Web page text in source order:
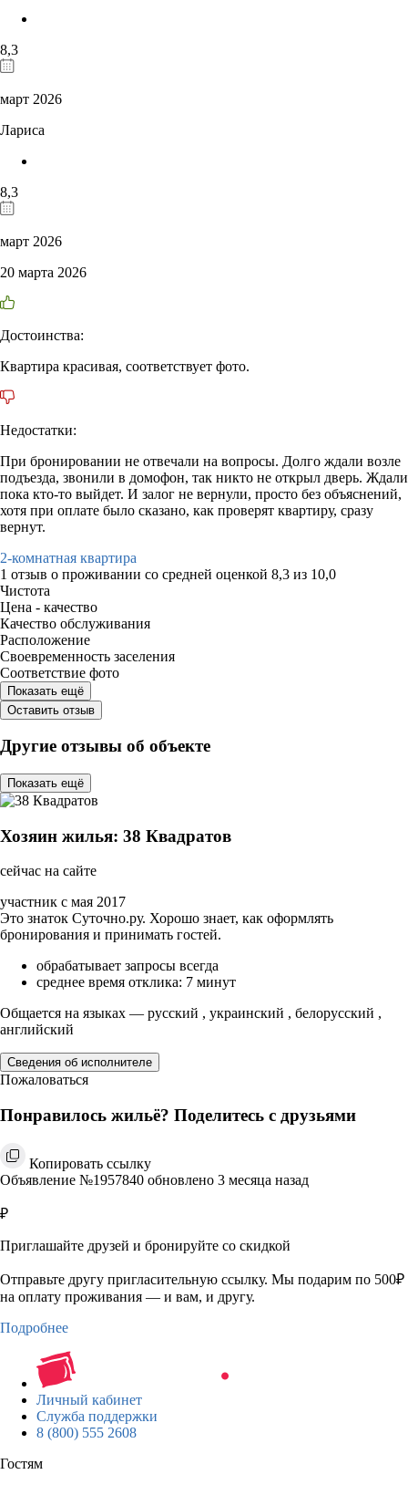
8,3
март 2026
Лариса
8,3
март 2026
20 марта 2026
Достоинства:
Квартира красивая, соответствует фото.
Недостатки:
При бронировании не отвечали на вопросы. Долго ждали возле
подъезда, звонили в домофон, так никто не открыл дверь. Ждали
пока кто-то выйдет. И залог не вернули, просто без объяснений,
хотя при оплате было сказано, как проверят квартиру, сразу
вернут.
2-комнатная квартира
1 отзыв о проживании со средней оценкой 8,3 из 10,0
Чистота
Цена - качество
Качество обслуживания
Расположение
Своевременность заселения
Соответствие фото
Показать ещё
Оставить отзыв
Другие отзывы об объекте
Показать ещё
Хозяин жилья: 38 Квадратов
сейчас на сайте
участник с мая 2017
Это знаток Суточно.ру. Хорошо знает, как оформлять
бронирования и принимать гостей.
обрабатывает запросы всегда
среднее время отклика: 7 минут
Общается на языках — русский , украинский , белорусский ,
английский
Сведения об исполнителе
Пожаловаться
Понравилось жильё? Поделитесь с друзьями
Копировать ссылку
Объявление №1957840 обновлено 3 месяца назад
₽
Приглашайте друзей и бронируйте со скидкой
Отправьте другу пригласительную ссылку. Мы подарим по 500₽
на оплату проживания — и вам, и другу.
Подробнее
Личный кабинет
Служба поддержки
8 (800) 555 2608
Гостям